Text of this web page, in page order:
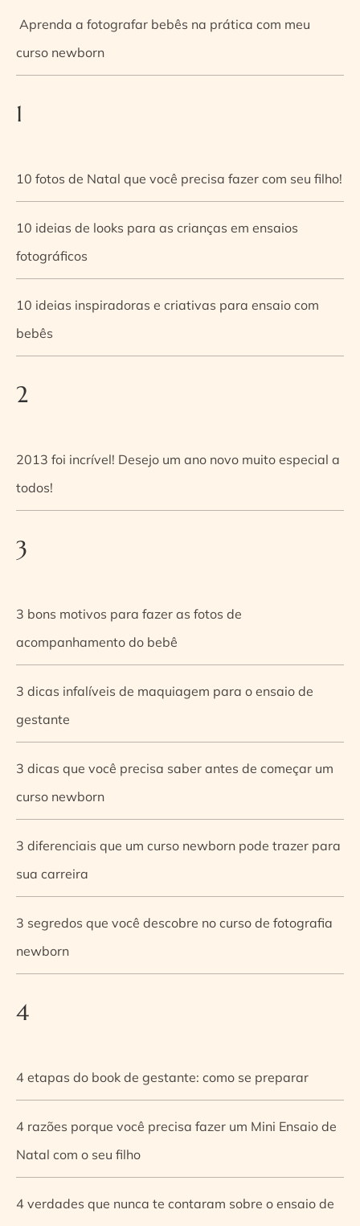
Aprenda a fotografar bebês na prática com meu
curso newborn
1
10 fotos de Natal que você precisa fazer com seu filho!
10 ideias de looks para as crianças em ensaios
fotográficos
10 ideias inspiradoras e criativas para ensaio com
bebês
2
2013 foi incrível! Desejo um ano novo muito especial a
todos!
3
3 bons motivos para fazer as fotos de
acompanhamento do bebê
3 dicas infalíveis de maquiagem para o ensaio de
gestante
3 dicas que você precisa saber antes de começar um
curso newborn
3 diferenciais que um curso newborn pode trazer para
sua carreira
3 segredos que você descobre no curso de fotografia
newborn
4
4 etapas do book de gestante: como se preparar
4 razões porque você precisa fazer um Mini Ensaio de
Natal com o seu filho
4 verdades que nunca te contaram sobre o ensaio de